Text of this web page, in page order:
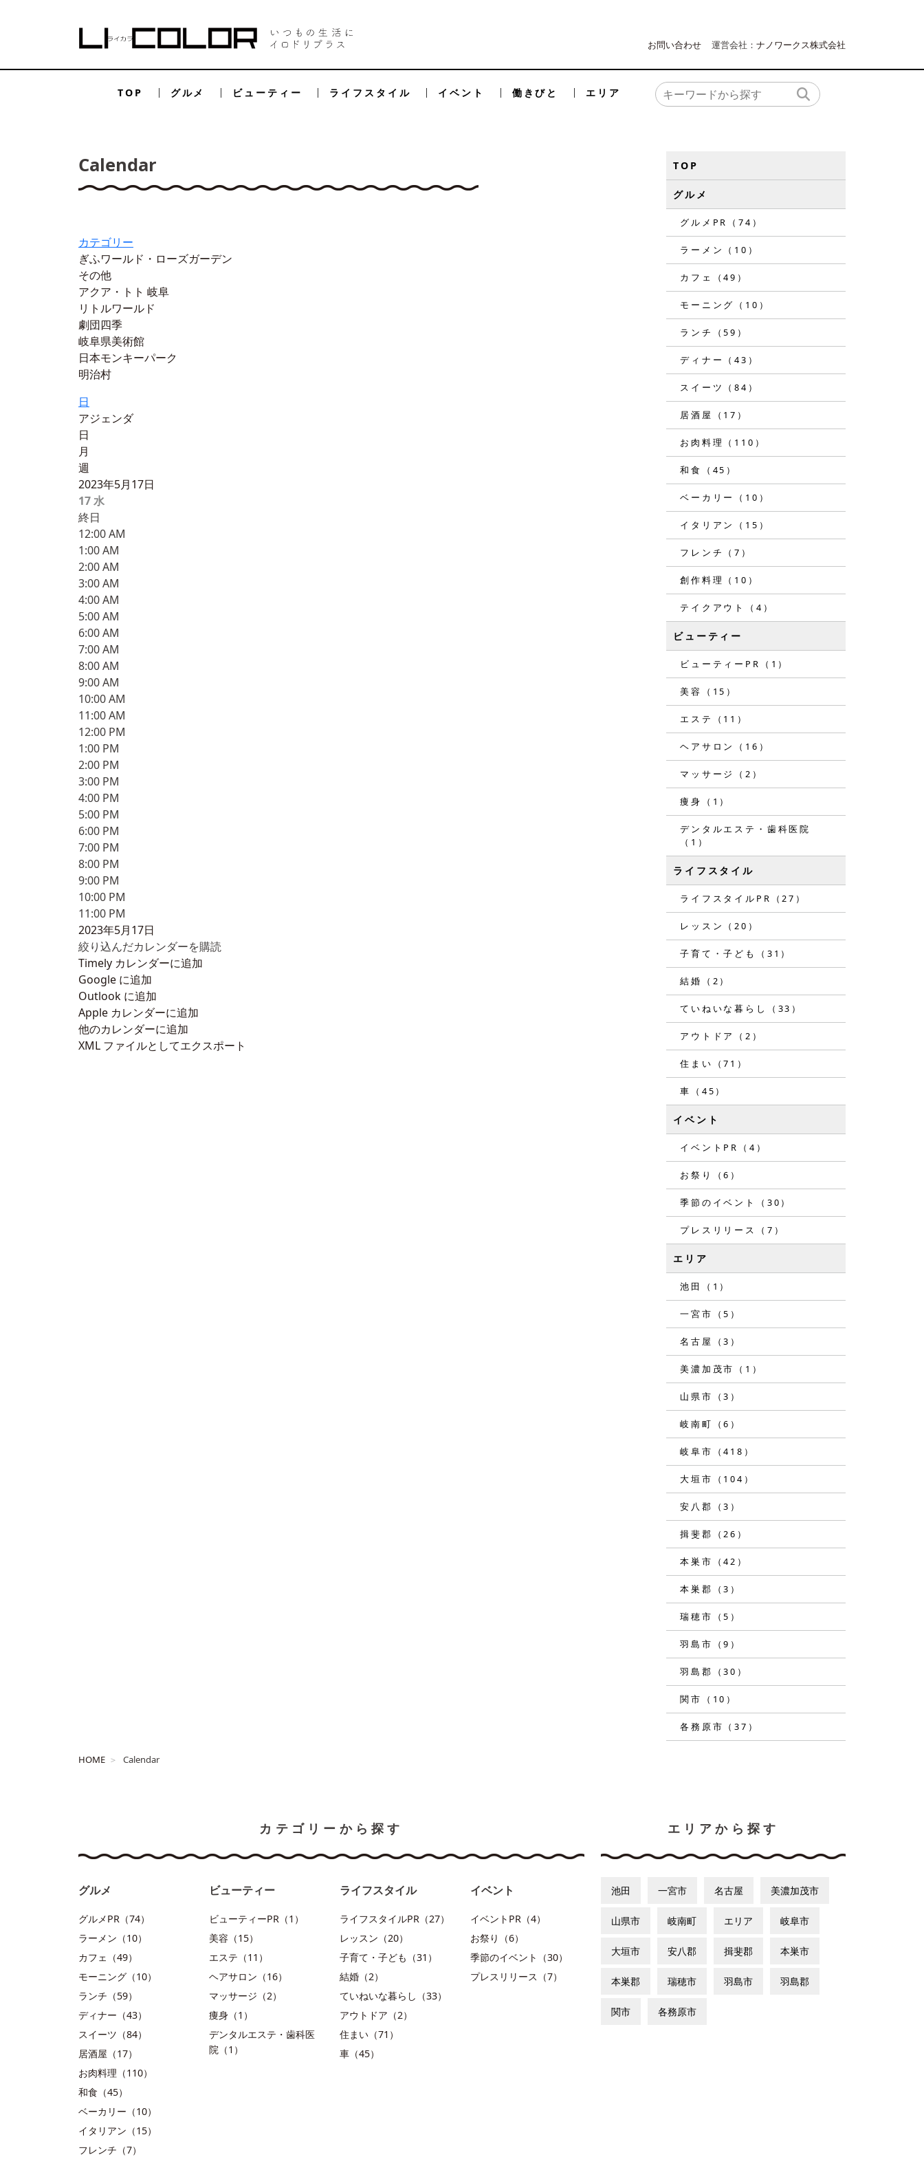
お問い合わせ 運営会社： ナノワークス株式会社
TOP グルメ ビューティー ライフスタイル イベント 働きびと エリア
Calendar
カテゴリー
ぎふワールド・ローズガーデン
その他
アクア・トト 岐阜
リトルワールド
劇団四季
岐阜県美術館
日本モンキーパーク
明治村
日
アジェンダ
日
月
週
2023年5月17日
17水
終日
12:00 AM
1:00 AM
2:00 AM
3:00 AM
4:00 AM
5:00 AM
6:00 AM
7:00 AM
8:00 AM
9:00 AM
10:00 AM
11:00 AM
12:00 PM
1:00 PM
2:00 PM
3:00 PM
4:00 PM
5:00 PM
6:00 PM
7:00 PM
8:00 PM
9:00 PM
10:00 PM
11:00 PM
2023年5月17日
絞り込んだカレンダーを購読
Timely カレンダーに追加
Google に追加
Outlook に追加
Apple カレンダーに追加
他のカレンダーに追加
XML ファイルとしてエクスポート
TOP
グルメ
グルメPR（74）
ラーメン（10）
カフェ（49）
モーニング（10）
ランチ（59）
ディナー（43）
スイーツ（84）
居酒屋（17）
お肉料理（110）
和食（45）
ベーカリー（10）
イタリアン（15）
フレンチ（7）
創作料理（10）
テイクアウト（4）
ビューティー
ビューティーPR（1）
美容（15）
エステ（11）
ヘアサロン（16）
マッサージ（2）
痩身（1）
デンタルエステ・歯科医院
（1）
ライフスタイル
ライフスタイルPR（27）
レッスン（20）
子育て・子ども（31）
結婚（2）
ていねいな暮らし（33）
アウトドア（2）
住まい（71）
車（45）
イベント
イベントPR（4）
お祭り（6）
季節のイベント（30）
プレスリリース（7）
エリア
池田（1）
一宮市（5）
名古屋（3）
美濃加茂市（1）
山県市（3）
岐南町（6）
岐阜市（418）
大垣市（104）
安八郡（3）
揖斐郡（26）
本巣市（42）
本巣郡（3）
瑞穂市（5）
羽島市（9）
羽島郡（30）
関市（10）
各務原市（37）
HOME Calendar
カテゴリーから探す
グルメ
グルメPR（74）
ラーメン（10）
カフェ（49）
モーニング（10）
ランチ（59）
ディナー（43）
スイーツ（84）
居酒屋（17）
お肉料理（110）
和食（45）
ベーカリー（10）
イタリアン（15）
フレンチ（7）
ビューティー
ビューティーPR（1）
美容（15）
エステ（11）
ヘアサロン（16）
マッサージ（2）
痩身（1）
デンタルエステ・歯科医
院（1）
ライフスタイル
ライフスタイルPR（27）
レッスン（20）
子育て・子ども（31）
結婚（2）
ていねいな暮らし（33）
アウトドア（2）
住まい（71）
車（45）
イベント
イベントPR（4）
お祭り（6）
季節のイベント（30）
プレスリリース（7）
エリアから探す
池田 一宮市 名古屋 美濃加茂市
山県市 岐南町 エリア 岐阜市
大垣市 安八郡 揖斐郡 本巣市
本巣郡 瑞穂市 羽島市 羽島郡
関市 各務原市